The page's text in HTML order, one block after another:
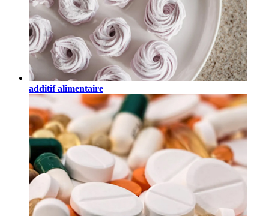
additif alimentaire